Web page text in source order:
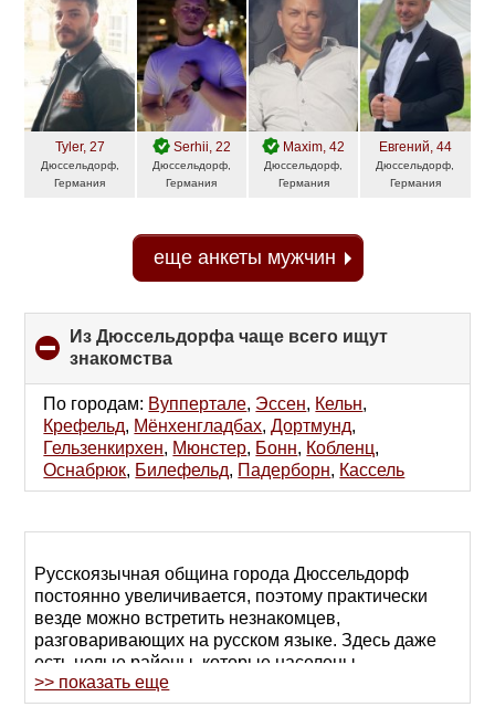
Tyler, 27
Дюссельдорф,
Германия
Serhii, 22
Дюссельдорф,
Германия
Maxim, 42
Дюссельдорф,
Германия
Евгений, 44
Дюссельдорф,
Германия
еще анкеты мужчин
Из Дюссельдорфа чаще всего ищут
знакомства
to
collapse
contents
По городам: Вуппертале, Эссен, Кельн,
Крефельд, Мёнхенгладбах,Дортмунд,
Гельзенкирхен, Мюнстер, Бонн, Кобленц,
Оснабрюк, Билефельд, Падерборн, Кассель
Русскоязычная община города Дюссельдорф
постоянно увеличивается, поэтому практически
везде можно встретить незнакомцев,
разговаривающих на русском языке. Здесь даже
есть целые районы, которые населены
преимущественно русскоговорящими. В
>> показать еще